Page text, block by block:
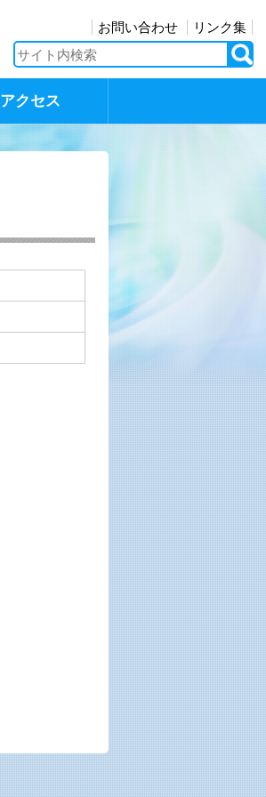
お問い合わせ リンク集
アクセス